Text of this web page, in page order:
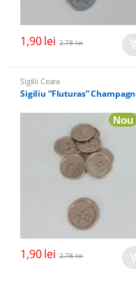
1,90lei 2,78lei
Sigilii Ceara
Sigiliu “Fluturas”
Nou
1,90lei 2,78lei